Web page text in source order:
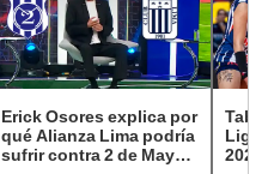
Erick Osores explica por
qué Alianza Lima podría
sufrir contra 2 de Mayo
Liga